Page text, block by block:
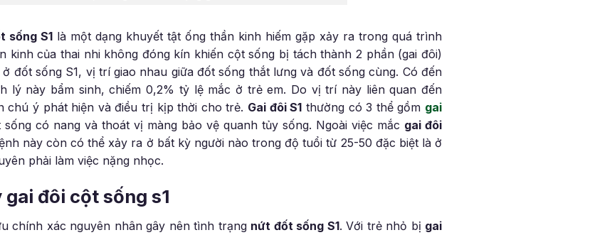
sống S1 là một dạng khuyết tật ống thần kinh hiếm gặp xảy ra trong quá trình
kinh của thai nhi không đóng kín khiến cột sống bị tách thành 2 phần (gai đôi)
đốt sống S1, vị trí giao nhau giữa đốt sống thắt lưng và đốt sống cùng. Có đến
lý này bẩm sinh, chiếm 0,2% tỷ lệ mắc ở trẻ em. Do vị trí này liên quan đến
chú ý phát hiện và điều trị kịp thời cho trẻ. Gai đôi S1 thường có 3 thể gồm gai
có nang và thoát vị màng bảo vệ quanh tủy sống. Ngoài việc mắc gai đôi
này còn có thể xảy ra ở bất kỳ người nào trong độ tuổi từ 25-50 đặc biệt là ở
phải làm việc nặng nhọc.
đôi cột sống s1
chính xác nguyên nhân gây nên tình trạng nứt đốt sống S1. Với trẻ nhỏ bị gai